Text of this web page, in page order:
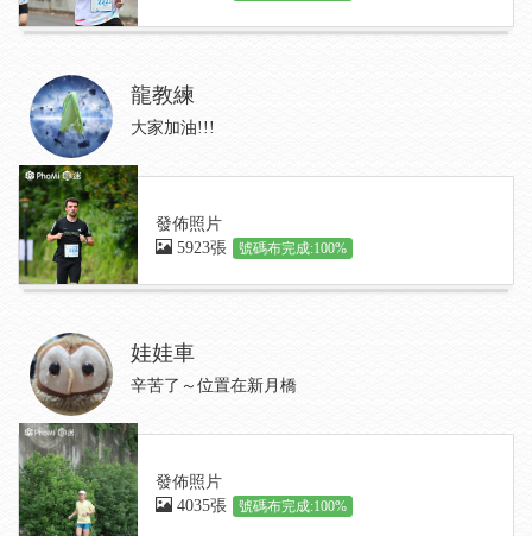
龍教練
大家加油!!!
發佈照片
5923張
號碼布完成:100%
娃娃車
辛苦了～位置在新月橋
發佈照片
4035張
號碼布完成:100%